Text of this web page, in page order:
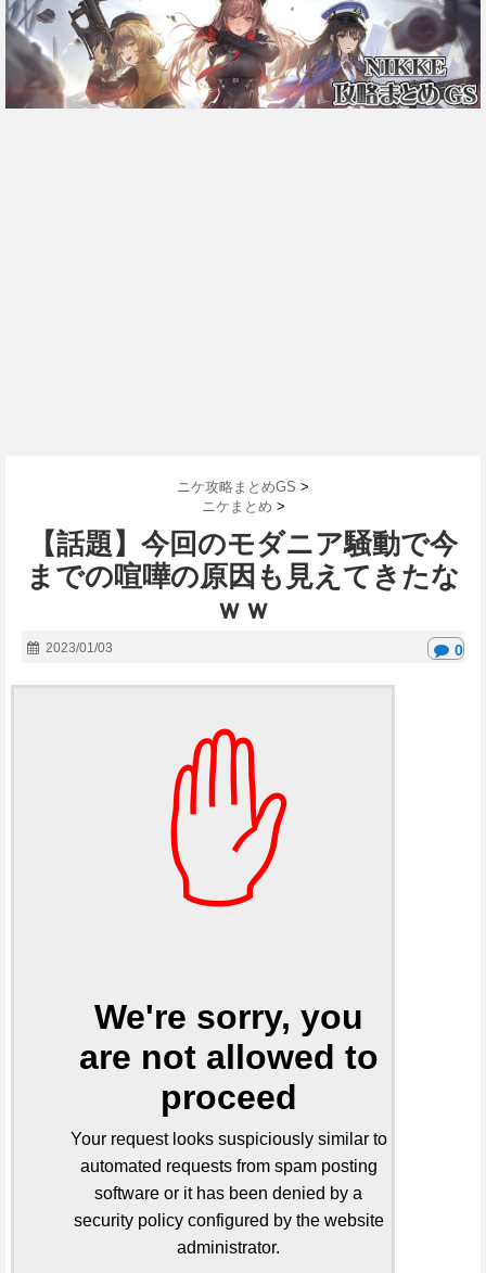
ニケ攻略まとめGS >
ニケまとめ >
【話題】今回のモダニア騒動で今
までの喧嘩の原因も見えてきたな
ｗｗ
2023/01/03 0
✋
We're sorry, you
are not allowed to
proceed
Your request looks suspiciously similar to
automated requests from spam posting
software or it has been denied by a
security policy configured by the website
administrator.